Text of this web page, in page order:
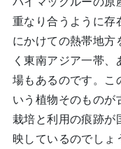
重なり合うように存
にかけての熱帯地
く東南アジア一帯
場もあるのです。こ
いう植物そのものが
栽培と利用の痕跡が
映しているのでしょ